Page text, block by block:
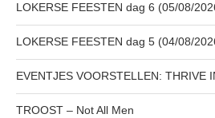
LOKERSE FEESTEN dag 6 (05/08/
LOKERSE FEESTEN dag 5 (04/08/
EVENTJES VOORSTELLEN: THRIVE
TROOST – Not All Men